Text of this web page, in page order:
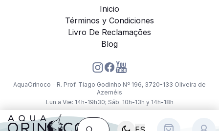
Inicio
Términos y Condiciones
Livro De Reclamações
Blog
AquaOrinoco - R. Prof. Tiago Godinho Nº 196, 3720-133 Oliveira de
Azeméis
Lun a Vie: 14h-19h30; Sáb: 10h-13h y 14h-18h